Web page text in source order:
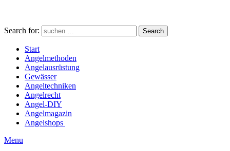
Search for: Search
Start
Angelmethoden
Angelausrüstung
Gewässer
Angeltechniken
Angelrecht
Angel-DIY
Angelmagazin
Angelshops
Menu